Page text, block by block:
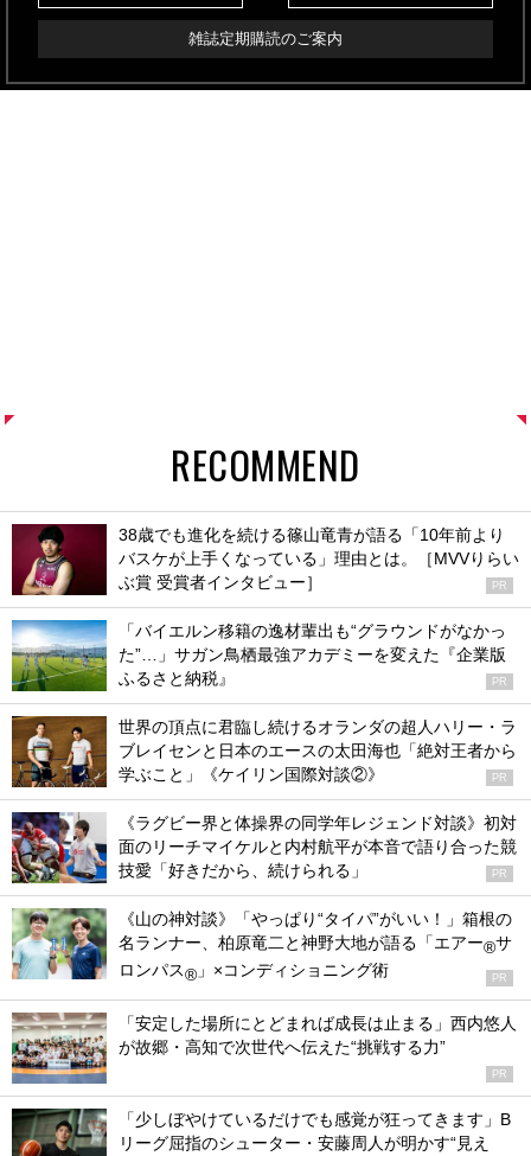
雑誌定期購読のご案内
RECOMMEND
38歳でも進化を続ける篠山竜青が語る「10年前より
バスケが上手くなっている」理由とは。［MVVりらい
ぶ賞 受賞者インタビュー］
PR
「バイエルン移籍の逸材輩出も“グラウンドがなかっ
た”…」サガン鳥栖最強アカデミーを変えた『企業版
ふるさと納税』
PR
世界の頂点に君臨し続けるオランダの超人ハリー・ラ
ブレイセンと日本のエースの太田海也「絶対王者から
学ぶこと」《ケイリン国際対談②》
PR
《ラグビー界と体操界の同学年レジェンド対談》初対
面のリーチマイケルと内村航平が本音で語り合った競
技愛「好きだから、続けられる」
PR
《山の神対談》「やっぱり“タイパ”がいい！」箱根の
名ランナー、柏原竜二と神野大地が語る「エアー®サ
ロンパス® 」×コンディショニング術 PR
「安定した場所にとどまれば成長は止まる」西内悠人
が故郷・高知で次世代へ伝えた“挑戦する力”
PR
「少しぼやけているだけでも感覚が狂ってきます」B
リーグ屈指のシューター・安藤周人が明かす“見え